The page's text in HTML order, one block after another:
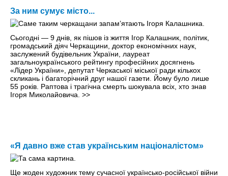
За ним сумує місто...
Сьогодні — 9 днів, як пішов із життя Ігор Калашник, політик,
громадський діяч Черкащини, доктор економічних наук,
заслужений будівельник України, лауреат
загальноукраїнського рейтингу професійних досягнень
«Лідер України», депутат Черкаської міської ради кількох
скликань і багаторічний друг нашої газети. Йому було лише
55 років. Раптова і трагічна смерть шокувала всіх, хто знав
Ігоря Миколайовича. >>
«Я давно вже став українським націоналістом»
Ще жоден художник тему сучасної українсько-російської війни